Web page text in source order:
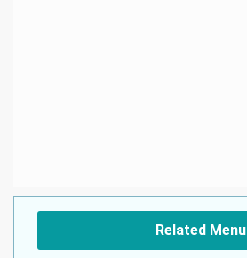
Related Menu